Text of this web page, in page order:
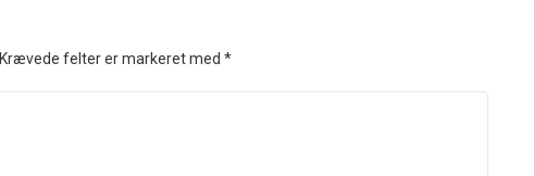
Krævede felter er markeret med *